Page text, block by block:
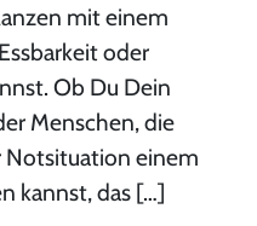
mit einem
oder
Ob Du Dein
Menschen, die
Notsituation einem
kannst, das […]